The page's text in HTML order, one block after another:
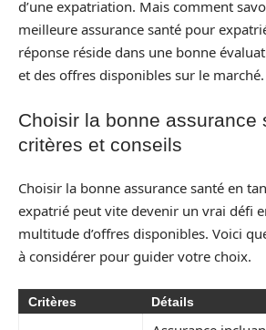
d’une expatriation. Mais comment
meilleure assurance santé pour
réponse réside dans une bonne
et des offres disponibles sur le marché.
Choisir la bonne assurance
critères et conseils
Choisir la bonne assurance santé en
expatrié peut vite devenir un vrai défi
multitude d’offres disponibles. Voici
à considérer pour guider votre choix.
Critères Détails